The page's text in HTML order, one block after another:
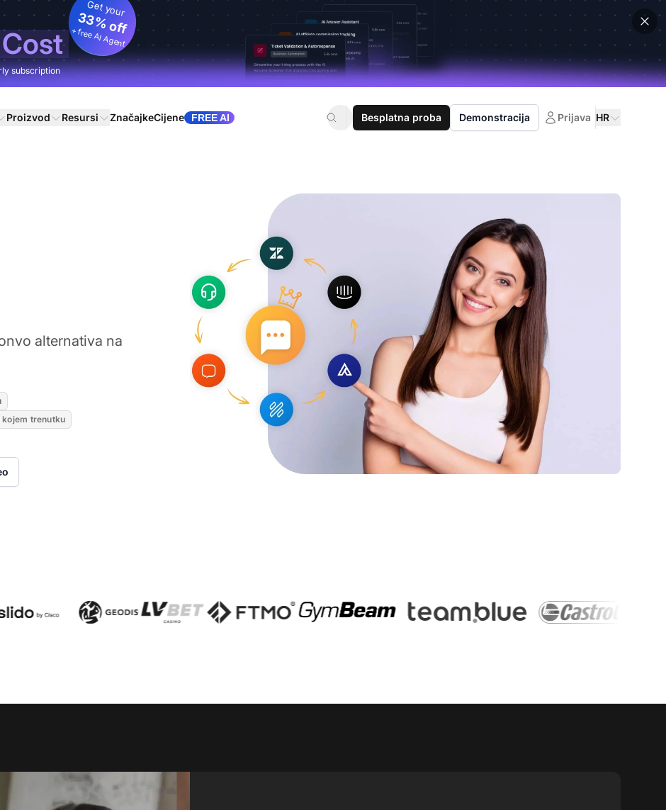
Get your
33% off
+ free AI Agent
subscription
Proizvod Resursi ZnačajkeCijene FREE AI Besplatna proba Demonstracija Prijava HR
alternativa na
kojem trenutku